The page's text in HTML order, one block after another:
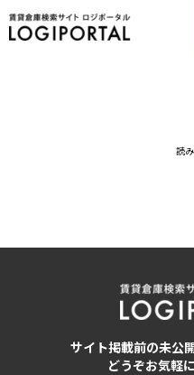
読
サイト掲載前の未公
どうぞお気軽